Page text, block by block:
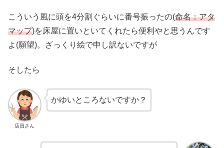
こういう風に頭を4分割ぐらいに番号振ったの(命名：アタ
マップ)を床屋に置いといてくれたら便利やと思うんです
よ(願望)。ざっくり絵で申し訳ないですが
そしたら
店員さん
かゆいところないですか？